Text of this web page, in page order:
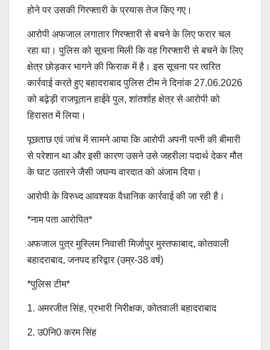
होने पर उसकी गिरफ्तारी के प्रयास तेज किए गए।
आरोपी अफजाल लगातार गिरफ्तारी से बचने के लिए फरार चल
रहा था। पुलिस को सूचना मिली कि वह गिरफ्तारी से बचने के लिए
क्षेत्र छोड़कर भागने की फिराक में है। इस सूचना पर त्वरित
कार्रवाई करते हुए बहादराबाद पुलिस टीम ने दिनांक 27.06.2026
को बढ़ेड़ी राजपूतान हाईवे पुल, शांतर्शाह क्षेत्र से आरोपी को
हिरासत में लिया।
पूछताछ एवं जांच में सामने आया कि आरोपी अपनी पत्नी की बीमारी
से परेशान था और इसी कारण उसने उसे जहरीला पदार्थ देकर मौत
के घाट उतारने जैसी जघन्य वारदात को अंजाम दिया।
आरोपी के विरुध्द आवश्यक वैधानिक कार्रवाई की जा रही है।
*नाम पता आरोपित*
अफजाल पुत्र मुस्लिम निवासी मिर्जापुर मुस्तफाबाद, कोतवाली
बहादराबाद, जनपद हरिद्वार (उम्र-38 वर्ष)
*पुलिस टीम*
1. अमरजीत सिंह, प्रभारी निरीक्षक, कोतवाली बहादराबाद
2. ⁠उ0नि0 करम सिंह